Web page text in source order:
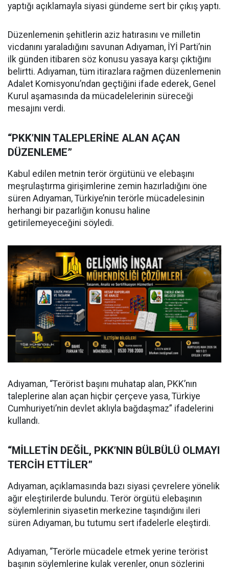
yaptığı açıklamayla siyasi gündeme sert bir çıkış yaptı.
Düzenlemenin şehitlerin aziz hatırasını ve milletin
vicdanını yaraladığını savunan Adıyaman, İYİ Parti’nin
ilk günden itibaren söz konusu yasaya karşı çıktığını
belirtti. Adıyaman, tüm itirazlara rağmen düzenlemenin
Adalet Komisyonu’ndan geçtiğini ifade ederek, Genel
Kurul aşamasında da mücadelelerinin süreceği
mesajını verdi.
“PKK’NIN TALEPLERİNE ALAN AÇAN
DÜZENLEME”
Kabul edilen metnin terör örgütünü ve elebaşını
meşrulaştırma girişimlerine zemin hazırladığını öne
süren Adıyaman, Türkiye’nin terörle mücadelesinin
herhangi bir pazarlığın konusu haline
getirilemeyeceğini söyledi.
Adıyaman, “Terörist başını muhatap alan, PKK’nın
taleplerine alan açan hiçbir çerçeve yasa, Türkiye
Cumhuriyeti’nin devlet aklıyla bağdaşmaz” ifadelerini
kullandı.
“MİLLETİN DEĞİL, PKK’NIN BÜLBÜLÜ OLMAYI
TERCİH ETTİLER”
Adıyaman, açıklamasında bazı siyasi çevrelere yönelik
ağır eleştirilerde bulundu. Terör örgütü elebaşının
söylemlerinin siyasetin merkezine taşındığını ileri
süren Adıyaman, bu tutumu sert ifadelerle eleştirdi.
Adıyaman, “Terörle mücadele etmek yerine terörist
başının söylemlerine kulak verenler, onun sözlerini